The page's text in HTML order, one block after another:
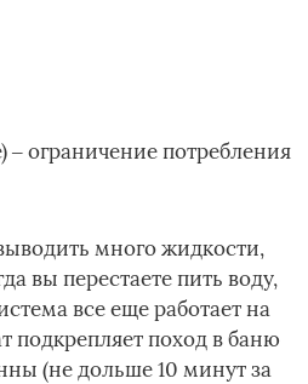
‒ ограничение потребления
много жидкости,
вы перестаете пить воду,
все еще работает на
подкрепляет поход в баню
(не дольше 10 минут за